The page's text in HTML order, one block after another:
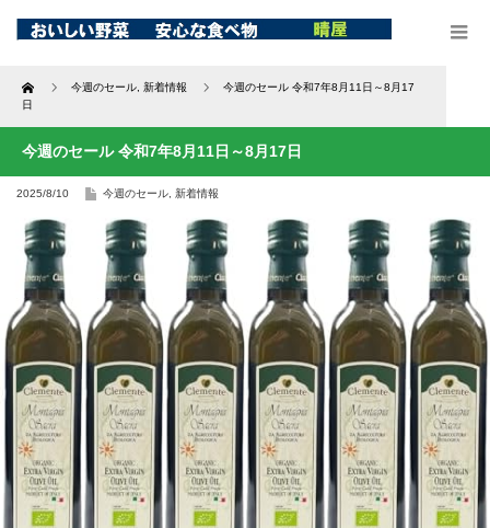
Home 今週のセール 新着情報
今週のセール 令和7年8月11日～8月17
日
今週のセール 令和7年8月11日～8月17日
2025/8/10 今週のセール 新着情報